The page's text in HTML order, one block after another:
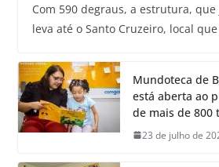
Com 590 degraus, a estrutura,
leva até o Santo Cruzeiro, local
Mundoteca de
está aberta ao
de mais de 800
23 de julho de